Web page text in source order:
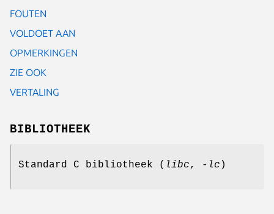
FOUTEN
VOLDOET AAN
OPMERKINGEN
ZIE OOK
VERTALING
BIBLIOTHEEK
Standard C bibliotheek ( libc, -lc )